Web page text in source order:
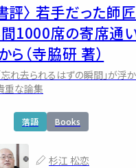
評〉 若手だった師
1000席の寄席通
ら（寺脇研 著）
忘れ去られるはずの瞬間」が浮
重な論集
落語 Books
杉江 松恋